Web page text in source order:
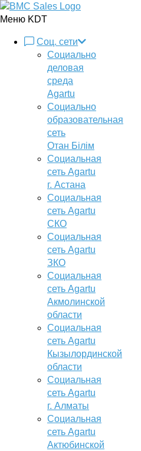
Меню KDT
Соц. сети
Социально
деловая
среда
Agartu
Социально
образовательная
сеть
Отан Бiлiм
Социальная
сеть Agartu
г. Астана
Социальная
сеть Agartu
СКО
Социальная
сеть Agartu
ЗКО
Социальная
сеть Agartu
Акмолинской
области
Социальная
сеть Agartu
Кызылординской
области
Социальная
сеть Agartu
г. Алматы
Социальная
сеть Agartu
Актюбинской